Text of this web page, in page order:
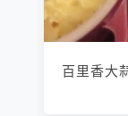
百里香大